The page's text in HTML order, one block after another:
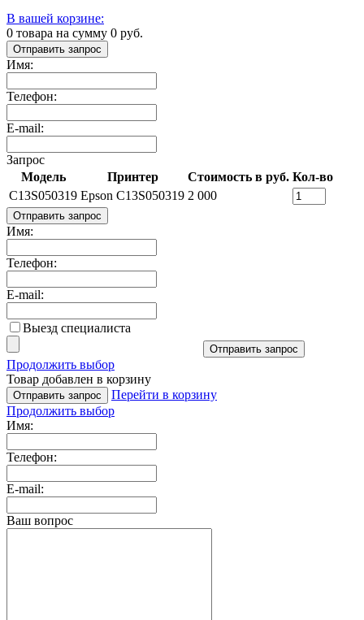
В вашей корзине:
0 товара на сумму 0 руб.
Отправить запрос
Имя:
Телефон:
E-mail:
Запрос
Модель
Принтер Стоимость в руб. Кол-во
C13S050319 Epson C13S050319 2 000
Отправить запрос
Имя:
Телефон:
E-mail:
Выезд специалиста
Отправить запрос
Продолжить выбор
Товар добавлен в корзину
Отправить запрос
Перейти в корзину
Продолжить выбор
Имя:
Телефон:
E-mail:
Ваш вопрос